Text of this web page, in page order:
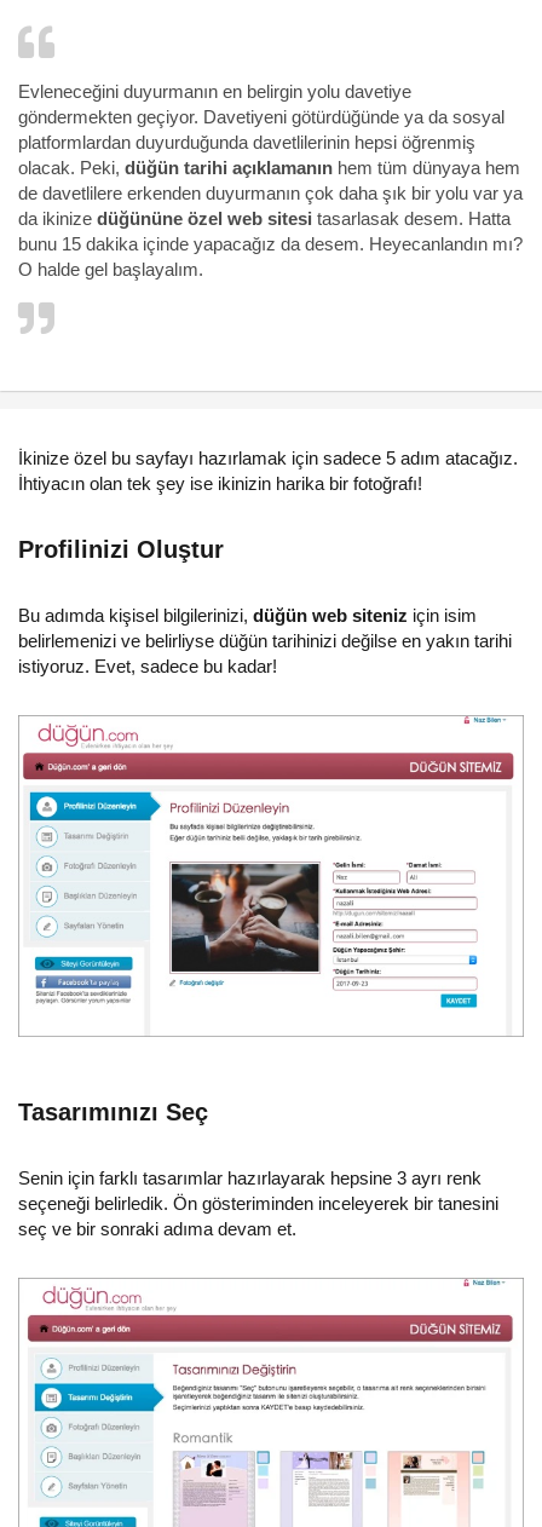
Evleneceğini duyurmanın en belirgin yolu davetiye
göndermekten geçiyor. Davetiyeni götürdüğünde ya da sosyal
platformlardan duyurduğunda davetlilerinin hepsi öğrenmiş
olacak. Peki, düğün tarihi açıklamanın hem tüm dünyaya hem
de davetlilere erkenden duyurmanın çok daha şık bir yolu var ya
da ikinize düğününe özel web sitesi tasarlasak desem. Hatta
bunu 15 dakika içinde yapacağız da desem. Heyecanlandın mı?
O halde gel başlayalım.
İkinize özel bu sayfayı hazırlamak için sadece 5 adım atacağız.
İhtiyacın olan tek şey ise ikinizin harika bir fotoğrafı!
Profilinizi Oluştur
Bu adımda kişisel bilgilerinizi, düğün web siteniz için isim
belirlemenizi ve belirliyse düğün tarihinizi değilse en yakın tarihi
istiyoruz. Evet, sadece bu kadar!
Tasarımınızı Seç
Senin için farklı tasarımlar hazırlayarak hepsine 3 ayrı renk
seçeneği belirledik. Ön gösteriminden inceleyerek bir tanesini
seç ve bir sonraki adıma devam et.